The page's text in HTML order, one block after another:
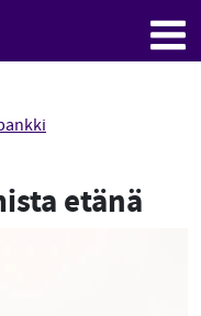
etänä